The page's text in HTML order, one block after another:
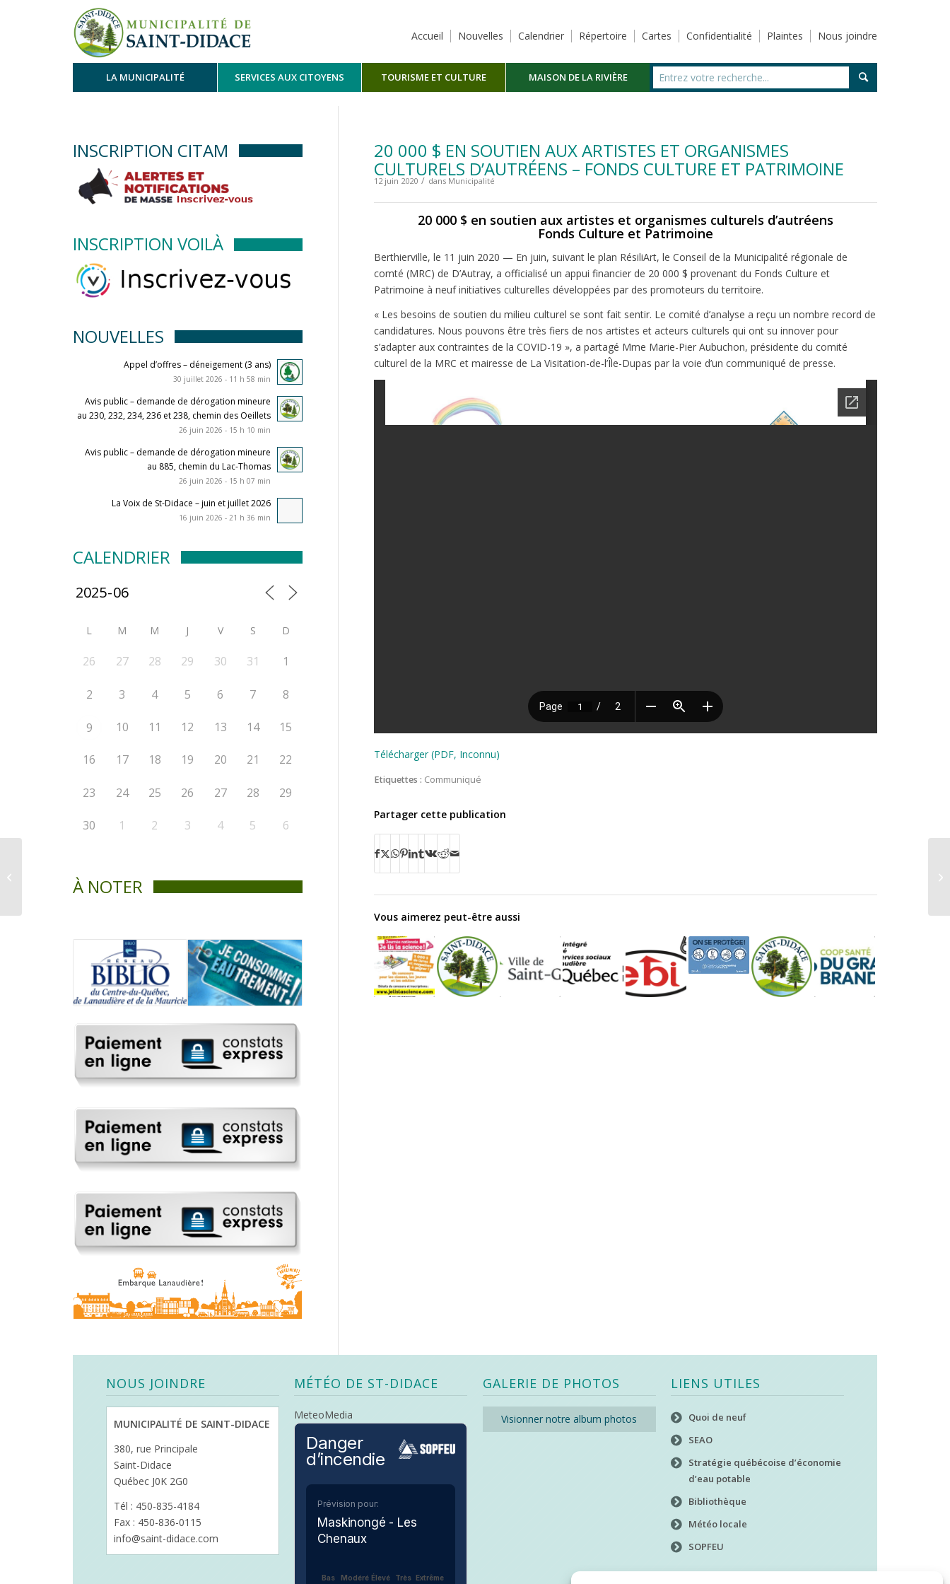
Accueil Nouvelles Calendrier Répertoire Cartes Confidentialité Plaintes Nous joindre
LA MUNICIPALITÉ SERVICES AUX CITOYENS TOURISME ET CULTURE MAISON DE LA RIVIÈRE
20 000 $ EN SOUTIEN AUX ARTISTES ET ORGANISMES
CULTURELS D’AUTRÉENS – FONDS CULTURE ET PATRIMOINE
12 juin 2020 / dans Municipalité
20 000 $ en soutien aux artistes et organismes culturels d’autréens
Fonds Culture et Patrimoine
Berthierville, le 11 juin 2020 — En juin, suivant le plan RésiliArt, le Conseil de la Municipalité régionale de
comté (MRC) de D’Autray, a officialisé un appui financier de 20 000 $ provenant du Fonds Culture et
Patrimoine à neuf initiatives culturelles développées par des promoteurs du territoire.
« Les besoins de soutien du milieu culturel se sont fait sentir. Le comité d’analyse a reçu un nombre record de
candidatures. Nous pouvons être très fiers de nos artistes et acteurs culturels qui ont su innover pour
s’adapter aux contraintes de la COVID-19 », a partagé Mme Marie-Pier Aubuchon, présidente du comité
culturel de la MRC et mairesse de La Visitation-de-l’Île-Dupas par la voie d’un communiqué de presse.
Télécharger (PDF, Inconnu)
Etiquettes : Communiqué
Partager cette publication
Vous aimerez peut-être aussi
INSCRIPTION CITAM
INSCRIPTION VOILÀ
NOUVELLES
Appel d’offres – déneigement (3 ans)
30 juillet 2026 - 11 h 58 min
Avis public – demande de dérogation mineure
au 230, 232, 234, 236 et 238, chemin des Oeillets
26 juin 2026 - 15 h 10 min
Avis public – demande de dérogation mineure
au 885, chemin du Lac-Thomas
26 juin 2026 - 15 h 07 min
La Voix de St-Didace – juin et juillet 2026
16 juin 2026 - 21 h 36 min
CALENDRIER
L M M J V S D
26 27 28 29 30 31 1
2 3 4 5 6 7 8
9 10 11 12 13 14 15
16 17 18 19 20 21 22
23 24 25 26 27 28 29
30 1 2 3 4 5 6
À NOTER
NOUS JOINDRE
MUNICIPALITÉ DE SAINT-DIDACE
380, rue Principale
Saint-Didace
Québec J0K 2G0
Tél : 450-835-4184
Fax : 450-836-0115
info@saint-didace.com
MÉTÉO DE ST-DIDACE
MeteoMedia
Danger
d’incendie
Prévision pour:
Maskinongé - Les
Chenaux
Bas Modéré Élevé Très Extrême
GALERIE DE PHOTOS
Visionner notre album photos
LIENS UTILES
Quoi de neuf
SEAO
Stratégie québécoise d’économie
d’eau potable
Bibliothèque
Météo locale
SOPFEU
de diagnostic à la
relance des activités